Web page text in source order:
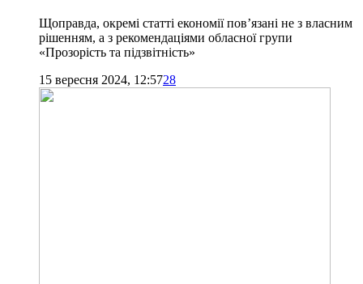
Щоправда, окремі статті економії пов’язані не з власним
рішенням, а з рекомендаціями обласної групи
«Прозорість та підзвітність»
15 вересня 2024, 12:5728